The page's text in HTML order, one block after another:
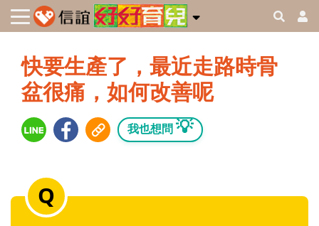
快要生產了，最近走路時骨
盆很痛，如何改善呢
我也想問 💡